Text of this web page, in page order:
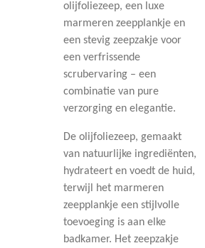
olijfoliezeep, een luxe
marmeren zeepplankje en
een stevig zeepzakje voor
een verfrissende
scrubervaring – een
combinatie van pure
verzorging en elegantie.
De olijfoliezeep, gemaakt
van natuurlijke ingrediënten,
hydrateert en voedt de huid,
terwijl het marmeren
zeepplankje een stijlvolle
toevoeging is aan elke
badkamer. Het zeepzakje